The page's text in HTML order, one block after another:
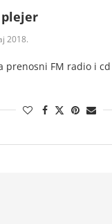
plejer
2018.
prenosni FM radio i